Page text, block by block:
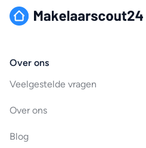
Over ons
Veelgestelde vragen
Over ons
Blog